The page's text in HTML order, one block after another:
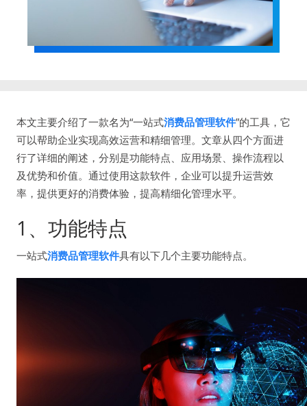
本文主要介绍了一款名为“一站式消费品管理软件”的工具，它
可以帮助企业实现高效运营和精细管理。文章从四个方面进
行了详细的阐述，分别是功能特点、应用场景、操作流程以
及优势和价值。通过使用这款软件，企业可以提升运营效
率，提供更好的消费体验，提高精细化管理水平。
1、功能特点
一站式消费品管理软件具有以下几个主要功能特点。